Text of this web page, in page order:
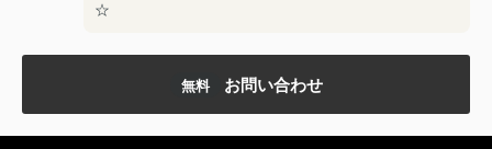
☆
無料 お問い合わせ